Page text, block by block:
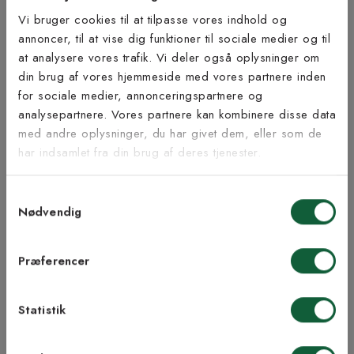
Vi bruger cookies til at tilpasse vores indhold og
annoncer, til at vise dig funktioner til sociale medier og til
at analysere vores trafik. Vi deler også oplysninger om
din brug af vores hjemmeside med vores partnere inden
for sociale medier, annonceringspartnere og
analysepartnere. Vores partnere kan kombinere disse data
med andre oplysninger, du har givet dem, eller som de
har indsamlet fra din brug af deres tjenester.
Nødvendig
Præferencer
Statistik
Produktinformation
Bæredygtighed
Inspiration fra @kilandsofficial
LIGNENDE PRODUKTER
Tilmeld dig vores
nyhedsbrev
Vær blandt de første til at modtage vores tilbud,
tips og nyheder.
modtage nyhedsbreve fra Kilands